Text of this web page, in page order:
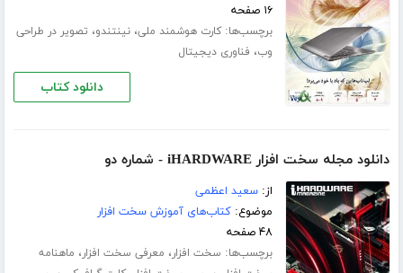
۱۶ صفحه
برچسب‌ها:کارت هوشمند ملی،نینتندو، تصویر در طراحی
وب، فناوری دیجیتال
دانلود کتاب
دانلود مجله سخت افزار iHARDWARE - شماره دو
از:سعید اعظمی
موضوع:کتاب‌های آموزش سخت افزار
۴۸ صفحه
برچسب‌ها: سخت افزار، معرفی سخت افزار، ماهنامه